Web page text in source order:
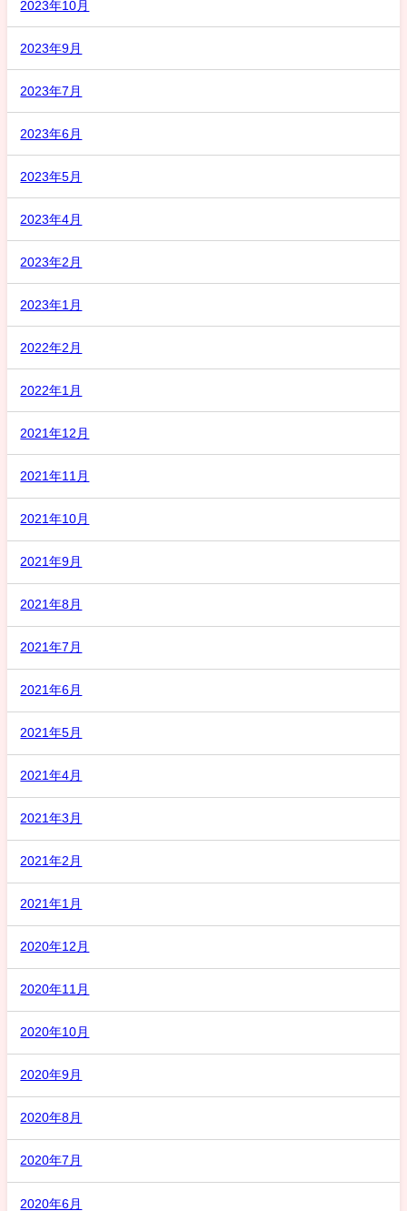
2023年10月
2023年9月
2023年7月
2023年6月
2023年5月
2023年4月
2023年2月
2023年1月
2022年2月
2022年1月
2021年12月
2021年11月
2021年10月
2021年9月
2021年8月
2021年7月
2021年6月
2021年5月
2021年4月
2021年3月
2021年2月
2021年1月
2020年12月
2020年11月
2020年10月
2020年9月
2020年8月
2020年7月
2020年6月